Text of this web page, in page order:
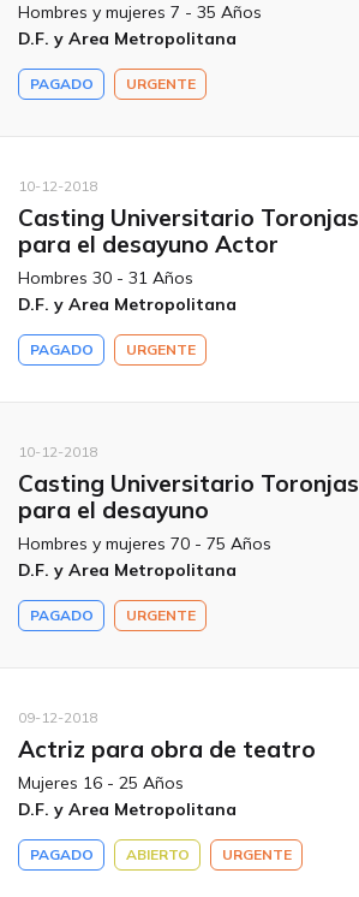
Hombres y mujeres 7 - 35 Años
D.F. y Area Metropolitana
PAGADO URGENTE
10-12-2018
Casting Universitario Toronjas
para el desayuno Actor
Hombres 30 - 31 Años
D.F. y Area Metropolitana
PAGADO URGENTE
10-12-2018
Casting Universitario Toronjas
para el desayuno
Hombres y mujeres 70 - 75 Años
D.F. y Area Metropolitana
PAGADO URGENTE
09-12-2018
Actriz para obra de teatro
Mujeres 16 - 25 Años
D.F. y Area Metropolitana
PAGADO ABIERTO URGENTE